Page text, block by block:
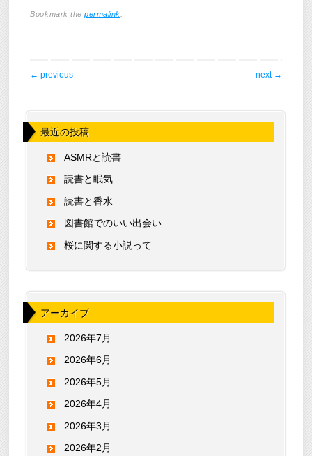
Bookmark thepermalink.
post navigation
← previous next →
最近の投稿
ASMRと読書
読書と眠気
読書と香水
図書館でのいい出会い
桜に関する小説って
アーカイブ
2026年7月
2026年6月
2026年5月
2026年4月
2026年3月
2026年2月